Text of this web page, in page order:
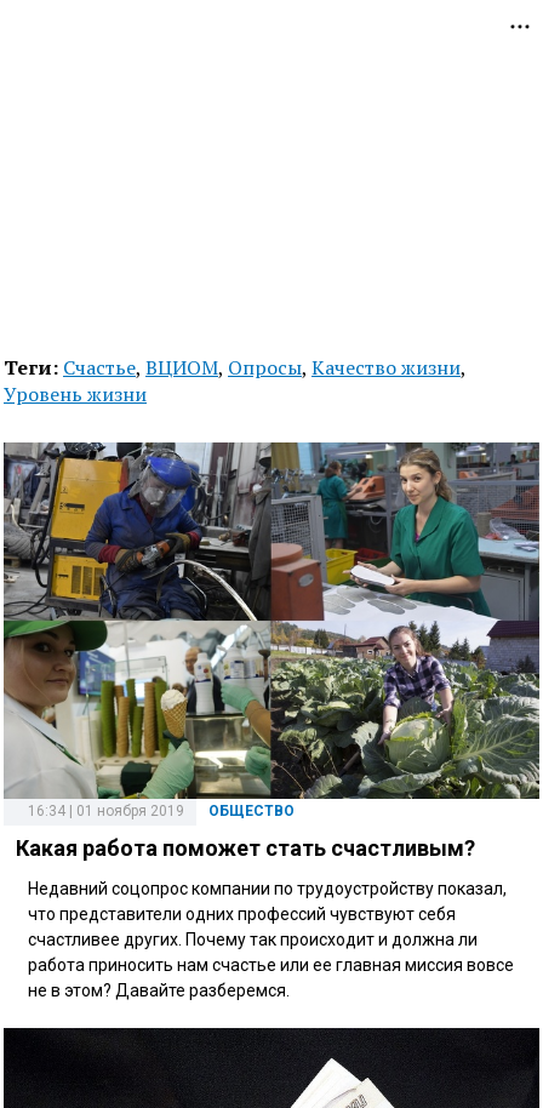
Теги: Счастье, ВЦИОМ, Опросы, Качество жизни,
Уровень жизни
16:34 | 01 ноября 2019 ОБЩЕСТВО
Какая работа поможет стать счастливым?
Недавний соцопрос компании по трудоустройству показал,
что представители одних профессий чувствуют себя
счастливее других. Почему так происходит и должна ли
работа приносить нам счастье или ее главная миссия вовсе
не в этом? Давайте разберемся.